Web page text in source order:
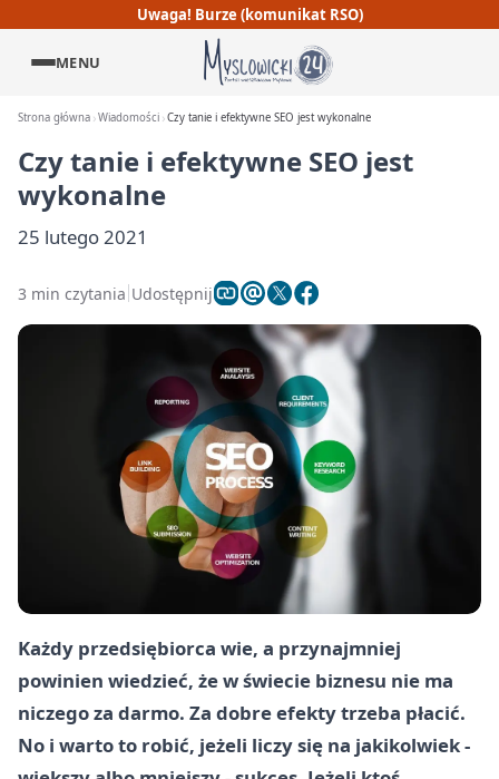
Uwaga! Burze (komunikat RSO)
MENU
Strona główna Wiadomości Czy tanie i efektywne SEO jest wykonalne
Czy tanie i efektywne SEO jest
wykonalne
25 lutego 2021
3 min czytania Udostępnij
Każdy przedsiębiorca wie, a przynajmniej
powinien wiedzieć, że w świecie biznesu nie ma
niczego za darmo. Za dobre efekty trzeba płacić.
No i warto to robić, jeżeli liczy się na jakikolwiek -